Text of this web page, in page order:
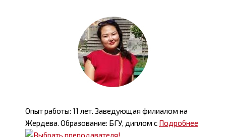
Опыт работы: 11 лет. Заведующая филиалом на
Жердева. Образование: БГУ, диплом с Подробнее